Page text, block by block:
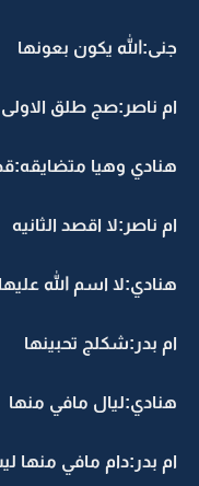
جنى:الله يكون بعونها
ام ناصر:صج طلق الاولى
هنادي وهيا
ام ناصر:لا اقصد الثانيه
هنادي:لا اسم الله عليها
ام بدر:شكلج تحبينها
هنادي:ليال مافي منها
ام بدر:دام مافي منها